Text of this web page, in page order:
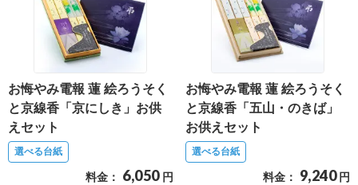
の
方）
ご
利
お悔やみ電報 蓮 絵ろうそく
と京線香「京にしき」お供
えセット
選べる台紙
料金： 6,050 円
お悔やみ電報 蓮 絵ろうそく
と京線香「五山・のきば」
お供えセット
選べる台紙
料金： 9,240 円